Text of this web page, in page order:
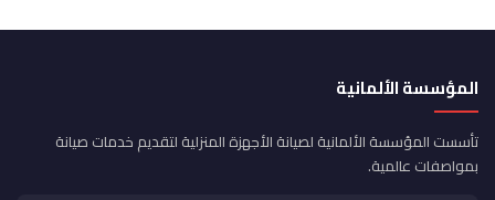
المؤسسة الألمانية
تأسست المؤسسة الألمانية لصيانة الأجهزة المنزلية لتقديم خدمات صيانة
بمواصفات عالمية.